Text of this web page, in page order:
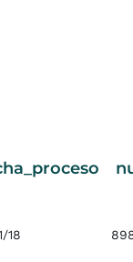
18